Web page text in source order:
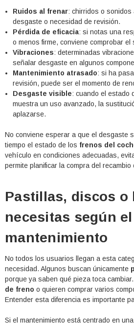
Ruidos al frenar: chirridos o sonidos
desgaste o necesidad de revisión.
Pérdida de eficacia: si notas una
o menos firme, conviene comprobar el
Vibraciones: determinadas
señalar desgaste en algunos
Mantenimiento atrasado: si ha
revisión, puede ser el momento de
Desgaste visible: cuando el estado
muestra un uso avanzado, la
aplazarse.
No conviene esperar a que el desgaste
tiempo el estado de los frenos del
vehículo en condiciones adecuadas,
permite planificar la compra del recambio
Pastillas, discos o
necesitas según el
mantenimiento
No todos los usuarios llegan a esta
necesidad. Algunos buscan únicamente
porque ya saben qué pieza toca
de freno o quieren comprar varios
Entender esta diferencia es importante
Si el mantenimiento está centrado en